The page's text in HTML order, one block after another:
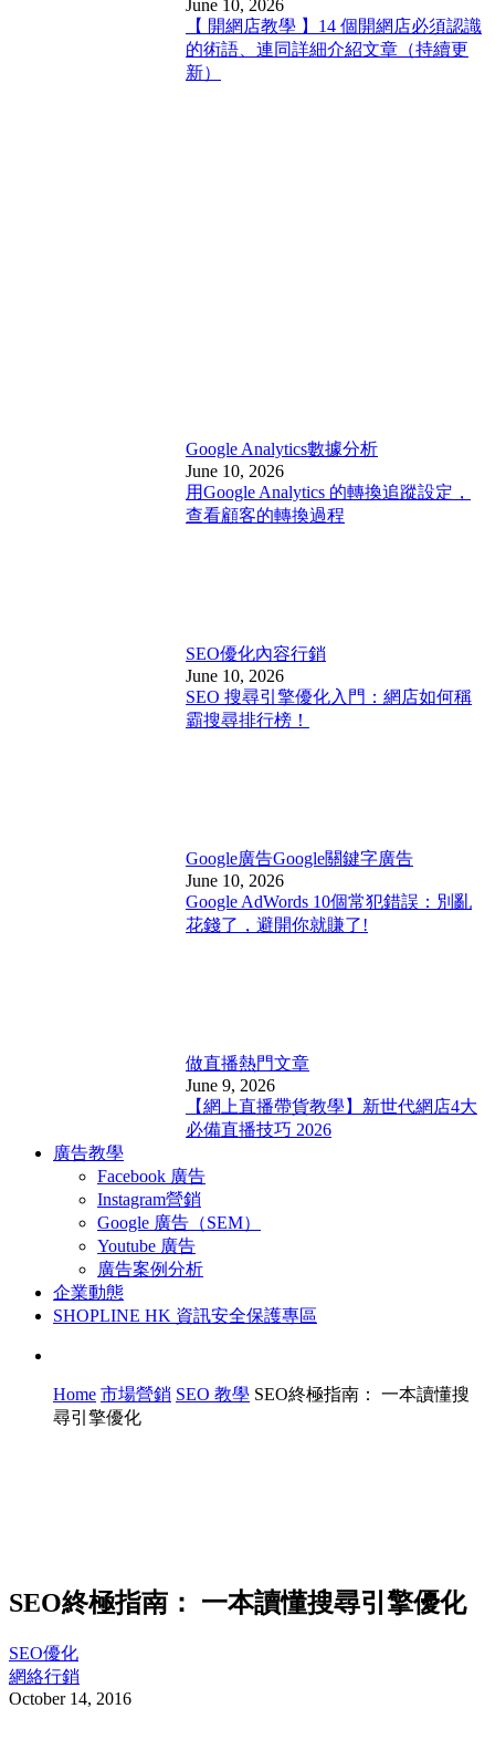
June 10, 2026
【 開網店教學 】14 個開網店必須認識
的術語、連同詳細介紹文章（持續更
新）
Google Analytics數據分析
June 10, 2026
用Google Analytics 的轉換追蹤設定，
查看顧客的轉換過程
SEO優化內容行銷
June 10, 2026
SEO 搜尋引擎優化入門：網店如何稱
霸搜尋排行榜！
Google廣告Google關鍵字廣告
June 10, 2026
Google AdWords 10個常犯錯誤：別亂
花錢了，避開你就賺了!
做直播熱門文章
June 9, 2026
【網上直播帶貨教學】新世代網店4大
必備直播技巧 2026
廣告教學
Facebook 廣告
Instagram營銷
Google 廣告（SEM）
Youtube 廣告
廣告案例分析
企業動態
SHOPLINE HK 資訊安全保護專區
Home 市場營銷 SEO 教學 SEO終極指南： 一本讀懂搜
尋引擎優化
SEO終極指南： 一本讀懂搜尋引擎優化
SEO優化
網絡行銷
October 14, 2016